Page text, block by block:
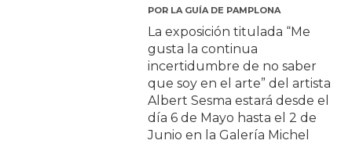
POR LA GUÍA DE PAMPLONA
La exposición titulada “Me
gusta la continua
incertidumbre de no saber
que soy en el arte” del artista
Albert Sesma estará desde el
día 6 de Mayo hasta el 2 de
Junio en la Galería Michel